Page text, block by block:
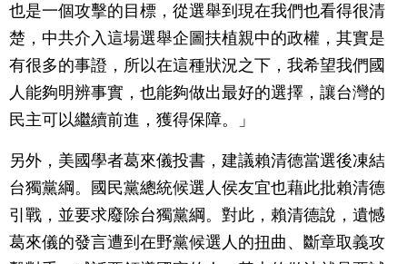
也是一個攻擊的目標，從選舉到現在我們也看得很清
楚，中共介入這場選舉企圖扶植親中的政權，其實是
有很多的事證，所以在這種狀況之下，我希望我們國
人能夠明辨事實，也能夠做出最好的選擇，讓台灣的
民主可以繼續前進，獲得保障。」
另外，美國學者葛來儀投書，建議賴清德當選後凍結
台獨黨綱。國民黨總統候選人侯友宜也藉此批賴清德
引戰，並要求廢除台獨黨綱。對此，賴清德說，遺憾
葛來儀的發言遭到在野黨候選人的扭曲、斷章取義攻